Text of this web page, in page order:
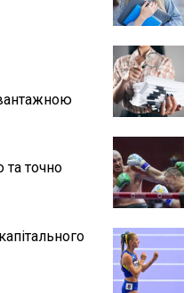
вантажною
та точно